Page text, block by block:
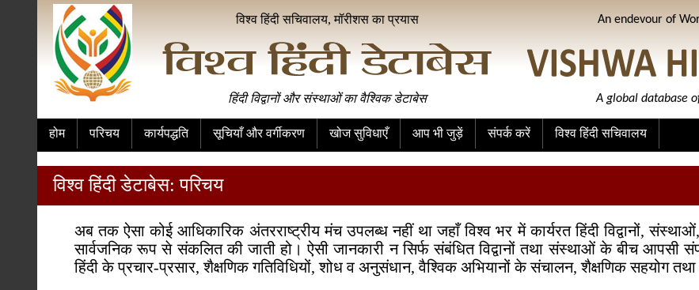
विश्व हिंदी सचिवालय, मॉरीशस का प्रयास An endevour of
हिंदी विद्वानों और संस्थाओं का वैश्विक डेटाबेस A global database
होम परिचय कार्यपद्धति सूचियाँ और वर्गीकरण खोज सुविधाएँ आप भी जुड़ें संपर्क करें विश्व हिंदी सचिवालय
विश्व हिंदी डेटाबेस: परिचय
अब तक ऐसा कोई आधिकारिक अंतरराष्ट्रीय मंच उपलब्ध नहीं था जहाँ विश्व भर में कार्यरत हिंदी विद्वानों,
सार्वजनिक रूप से संकलित की जाती हो। ऐसी जानकारी न सिर्फ संबंधित विद्वानों तथा संस्थाओं के बीच आपसी
हिंदी के प्रचार-प्रसार, शैक्षणिक गतिविधियों, शोध व अनुसंधान, वैश्विक अभियानों के संचालन, शैक्षणिक सहयोग तथा